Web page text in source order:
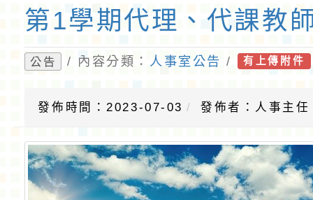
第1學期代理、代課教
公告 / 內容分類： 人事室公告 / 有上傳附件
發佈時間：2023-07-03 發佈者：人事主任